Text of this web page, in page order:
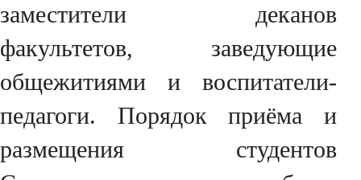
заместители деканов
факультетов, заведующие
общежитиями и воспитатели-
педагоги. Порядок приёма и
размещения студентов